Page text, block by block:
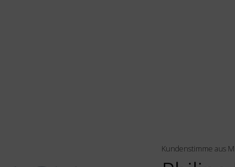
Kundenstimme aus